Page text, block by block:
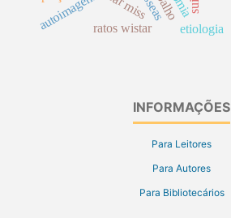
autoimagemratos wistar etiologia
INFORMAÇÕES
Para Leitores
Para Autores
Para Bibliotecários